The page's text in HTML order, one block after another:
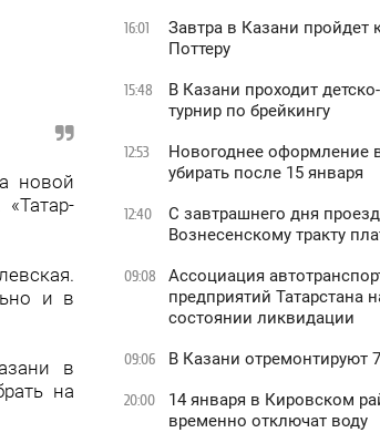
новой
и в
в
на
16:01
Завтра в Казани пройдет
Поттеру
15:48
В Казани проходит
турнир по брейкингу
12:53
Новогоднее оформление
убирать после 15 января
12:40
С завтрашнего дня
Вознесенскому тракту
09:08
Ассоциация
предприятий Татарстана
состоянии ликвидации
09:06 В Казани отремонтируют
20:00
14 января в Кировском
временно отключат воду